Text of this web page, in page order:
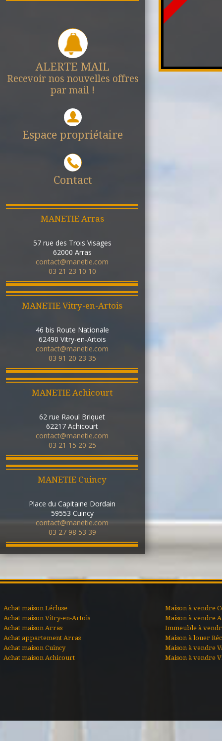
ALERTE MAIL
Recevoir nos nouvelles offres
par mail !
Espace propriétaire
Contact
MANETIE Arras
57 rue des Trois Visages
62000 Arras
contact@manetie.com
03 21 23 10 10
MANETIE Vitry-en-Artois
46 bis Route Nationale
62490 Vitry-en-Artois
contact@manetie.com
03 91 20 23 35
MANETIE Achicourt
62 rue Raoul Briquet
62217 Achicourt
contact@manetie.com
03 21 15 20 25
MANETIE Cuincy
Place du Capitaine Dordain
59553 Cuincy
contact@manetie.com
03 27 98 53 39
Achat maison Lécluse
Achat maison Vitry-en-Artois
Achat maison Arras
Achat appartement Arras
Achat maison Cuincy
Achat maison Achicourt
Maison à vendre
Maison à vendre
Immeuble à
Maison à louer
Maison à vendre
Maison à vendre